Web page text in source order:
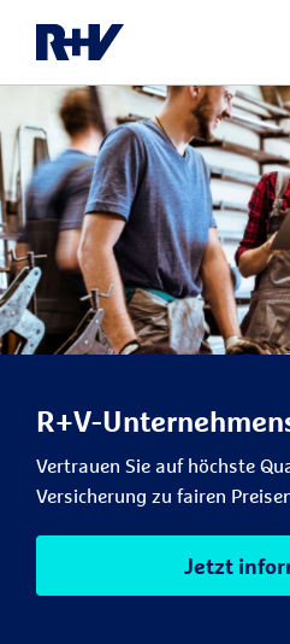
R+V-
Vertrauen Sie auf höchste
Versicherung zu fairen
Jetzt